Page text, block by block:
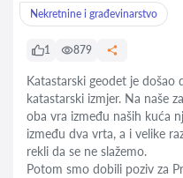
Nekretnine i građevinarstvo
1 879
Katastarski geodet je došao
katastarski izmjer. Na naše
oba vra između naših kuća
između dva vrta, a i velike
rekli da se ne slažemo.
Potom smo dobili poziv za